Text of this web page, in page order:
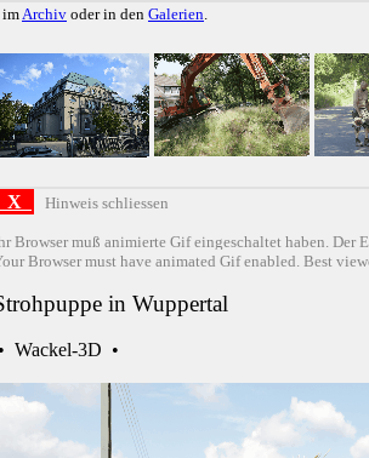
imArchiv oder in den Galerien.
X Hinweis schliessen
Browser muß animierte Gif eingeschaltet haben. Der
Browser must have animated Gif enabled. Best
in Wuppertal
• Wackel-3D •